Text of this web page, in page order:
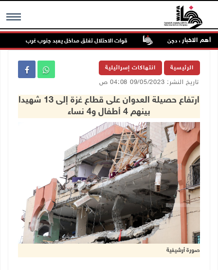
MENU أهم الاخبار
في بيت دجن قوات الاحتلال تغلق مداخل يعبد جنوب غرب جنين
الرئيسية انتهاكات إسرائيلية
تاريخ النشر: 09/05/2023 04:08 ص
ارتفاع حصيلة العدوان على قطاع غزة إلى 13 شهيدا
بينهم 4 أطفال و4 نساء
صورة أرشيفية